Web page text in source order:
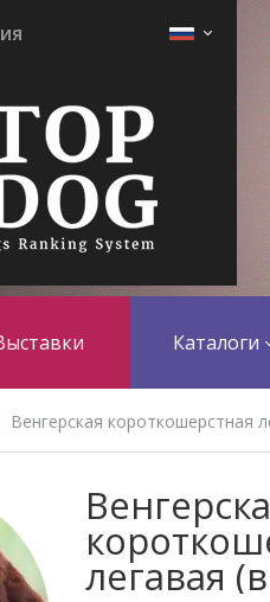
Каталоги
Венгерская короткошерстная
легавая